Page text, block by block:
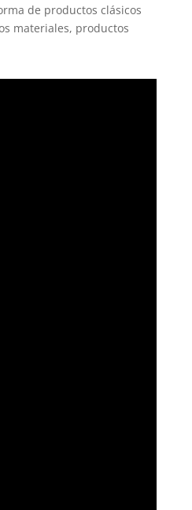
de productos clásicos
materiales, productos